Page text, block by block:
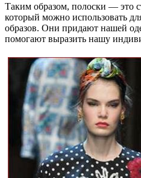
Таким образом, полоски — это
который можно использовать
образов. Они придают нашей
помогают выразить нашу